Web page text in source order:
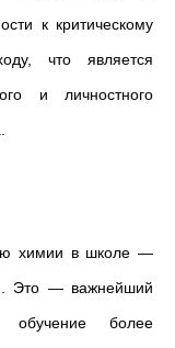
к критическому
что является
и личностного
химии в школе —
Это — важнейший
обучение более